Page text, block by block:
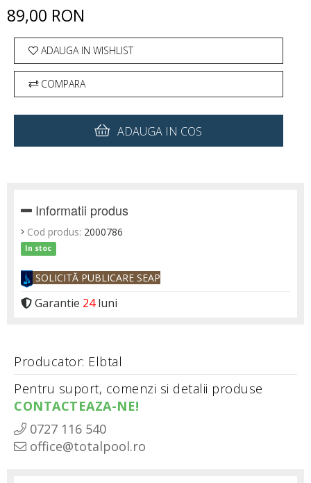
89,00 RON
ADAUGA IN WISHLIST
COMPARA
ADAUGA IN COS
Informatii produs
Cod produs: 2000786
In stoc
SOLICITĂ PUBLICARE SEAP
Garantie 24luni
Producator: Elbtal
Pentru suport, comenzi si detalii produse
CONTACTEAZA-NE!
0727 116 540
office@totalpool.ro